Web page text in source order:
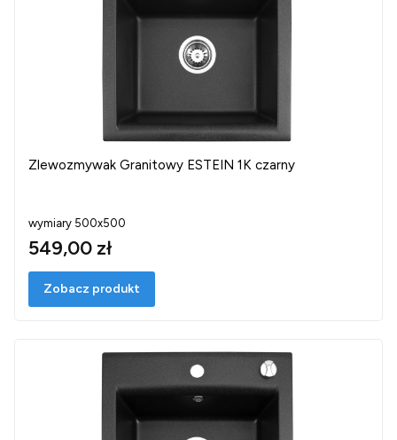
Zlewozmywak Granitowy ESTEIN 1K czarny
wymiary 500x500
549,00 zł
Zobacz produkt